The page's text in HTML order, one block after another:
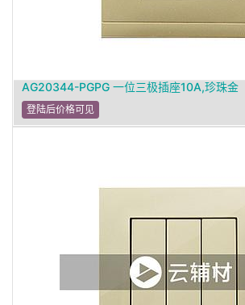
AG20344-PGPG 一位三极插座10A,珍珠金
登陆后价格可见